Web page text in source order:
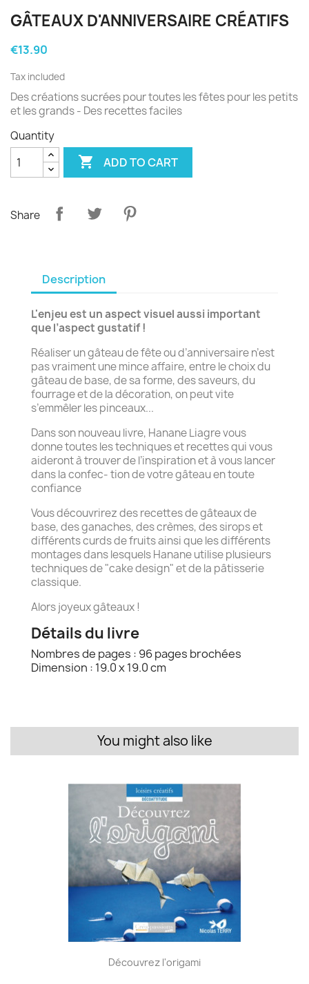
GÂTEAUX D'ANNIVERSAIRE CRÉATIFS
€13.90
Tax included
Des créations sucrées pour toutes les fêtes pour les petits
et les grands - Des recettes faciles
Quantity
 ADD TO CART
Share
Description
L'enjeu est un aspect visuel aussi important
que l’aspect gustatif !
Réaliser un gâteau de fête ou d’anniversaire n’est
pas vraiment une mince affaire, entre le choix du
gâteau de base, de sa forme, des saveurs, du
fourrage et de la décoration, on peut vite
s’emmêler les pinceaux...
Dans son nouveau livre, Hanane Liagre vous
donne toutes les techniques et recettes qui vous
aideront à trouver de l’inspiration et à vous lancer
dans la confec- tion de votre gâteau en toute
confiance
Vous découvrirez des recettes de gâteaux de
base, des ganaches, des crèmes, des sirops et
différents curds de fruits ainsi que les différents
montages dans lesquels Hanane utilise plusieurs
techniques de "cake design" et de la pâtisserie
classique.
Alors joyeux gâteaux !
Détails du livre
Nombres de pages : 96 pages brochées
Dimension : 19.0 x 19.0 cm
You might also like
Découvrez l'origami